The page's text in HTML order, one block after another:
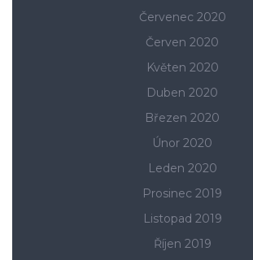
Červenec 2020
Červen 2020
Květen 2020
Duben 2020
Březen 2020
Únor 2020
Leden 2020
Prosinec 2019
Listopad 2019
Říjen 2019